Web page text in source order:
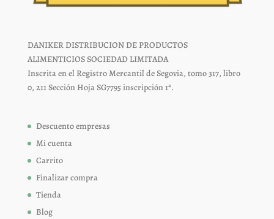
DANIKER DISTRIBUCION DE PRODUCTOS
ALIMENTICIOS SOCIEDAD LIMITADA
Inscrita en el Registro Mercantil de Segovia, tomo 317, libro
0, 211 Sección Hoja SG7795 inscripción 1ª.
Descuento empresas
Mi cuenta
Carrito
Finalizar compra
Tienda
Blog